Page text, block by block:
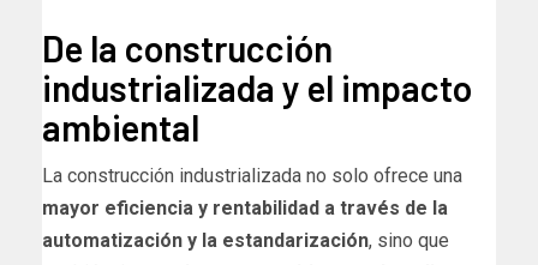
De la construcción
industrializada y el impacto
ambiental
La construcción industrializada no solo ofrece una
mayor eficiencia y rentabilidad a través de la
automatización y la estandarización, sino que